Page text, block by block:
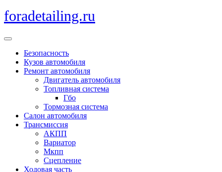
Перейти
к
foradetailing.ru
Кнопка
ОткрытьБезопасность
Кузов автомобиля
Ремонт автомобиля
Двигатель автомобиля
Топливная система
Гбо
Тормозная система
Салон автомобиля
Трансмиссия
АКПП
Вариатор
Мкпп
Сцепление
Ходовая часть